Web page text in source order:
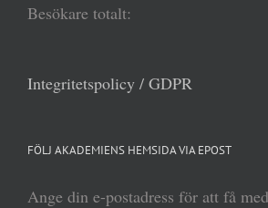
Besökare totalt:
Integritetspolicy / GDPR
FÖLJ AKADEMIENS HEMSIDA VIA EPOST
Ange din e-postadress för att få